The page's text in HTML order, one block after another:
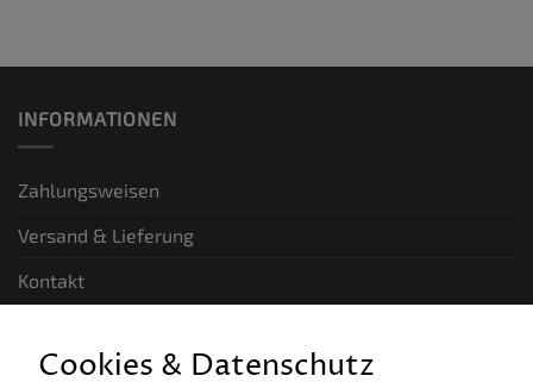
INFORMATIONEN
Zahlungsweisen
Versand & Lieferung
Kontakt
Cookies & Datenschutz